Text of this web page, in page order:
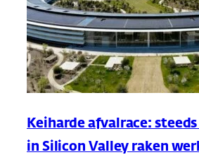
Keiharde afvalrace: steeds
in Silicon Valley raken